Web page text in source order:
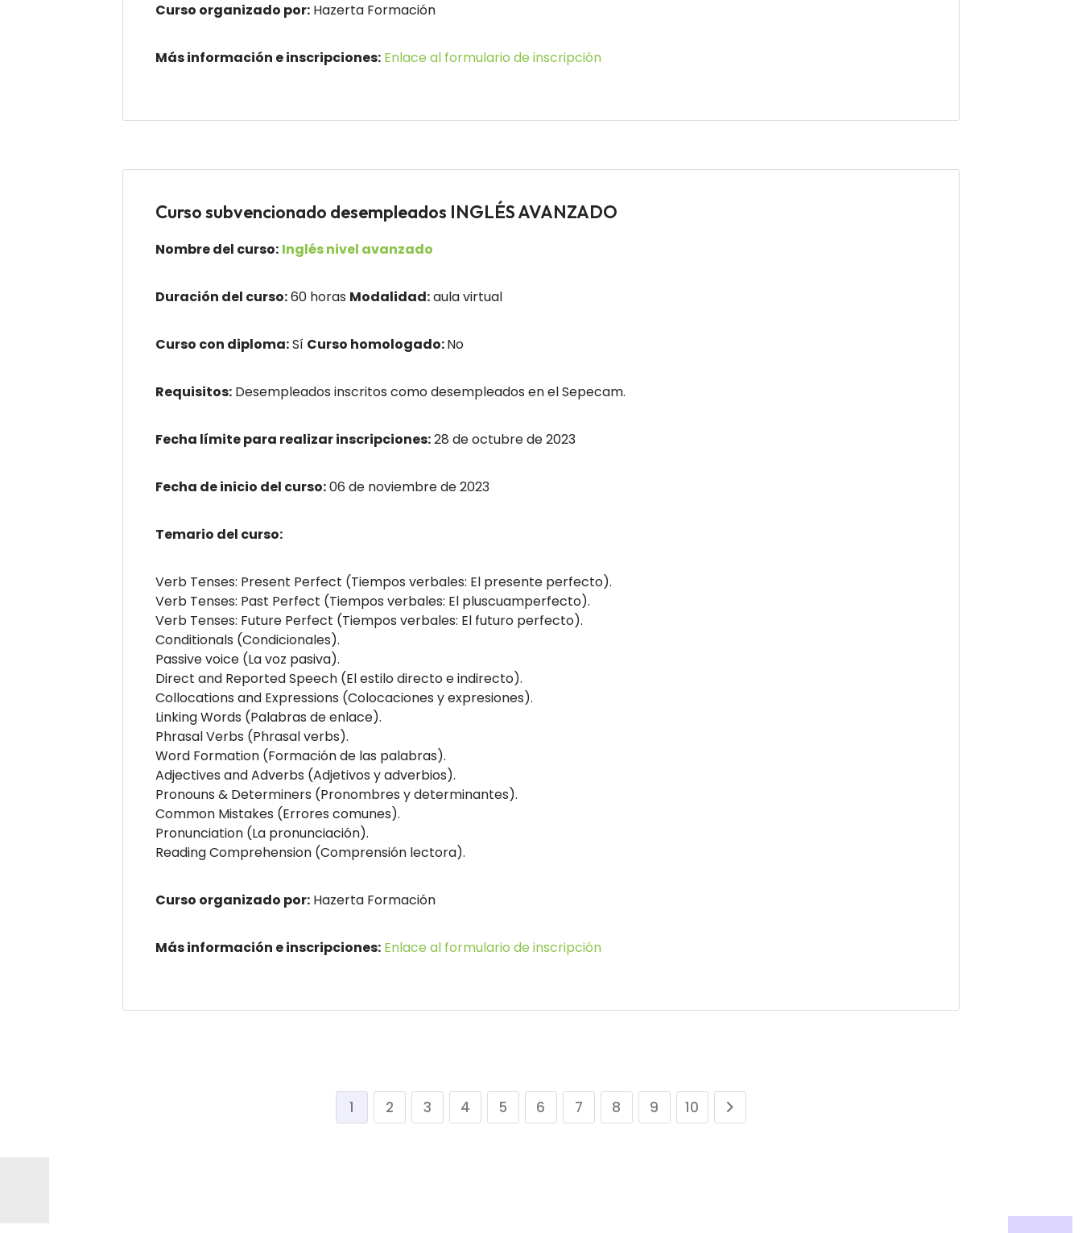
Curso organizado por: Hazerta Formación
Más información e inscripciones: Enlace al formulario de inscripción
Curso subvencionado desempleados INGLÉS AVANZADO
Nombre del curso: Inglés nivel avanzado
Duración del curso:60 horas Modalidad:aula virtual
Curso con diploma:Sí Curso homologado:No
Requisitos: Desempleados inscritos como desempleados en el Sepecam.
Fecha límite para realizar inscripciones:28 de octubre de 2023
Fecha de inicio del curso:06 de noviembre de 2023
Temario del curso:
Verb Tenses: Present Perfect (Tiempos verbales: El presente perfecto).
Verb Tenses: Past Perfect (Tiempos verbales: El pluscuamperfecto).
Verb Tenses: Future Perfect (Tiempos verbales: El futuro perfecto).
Conditionals (Condicionales).
Passive voice (La voz pasiva).
Direct and Reported Speech (El estilo directo e indirecto).
Collocations and Expressions (Colocaciones y expresiones).
Linking Words (Palabras de enlace).
Phrasal Verbs (Phrasal verbs).
Word Formation (Formación de las palabras).
Adjectives and Adverbs (Adjetivos y adverbios).
Pronouns & Determiners (Pronombres y determinantes).
Common Mistakes (Errores comunes).
Pronunciation (La pronunciación).
Reading Comprehension (Comprensión lectora).
Curso organizado por: Hazerta Formación
Más información e inscripciones: Enlace al formulario de inscripción
1 2 3 4 5 6 7 8 9 10